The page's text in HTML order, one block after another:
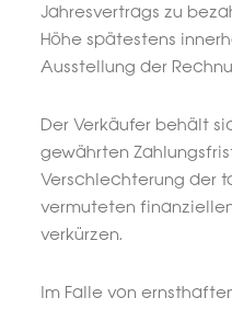
Jahresvertrags zu
Höhe spätestens
Ausstellung der
Der Verkäufer behält
gewährten
Verschlechterung der
vermuteten
verkürzen.
Im Falle von